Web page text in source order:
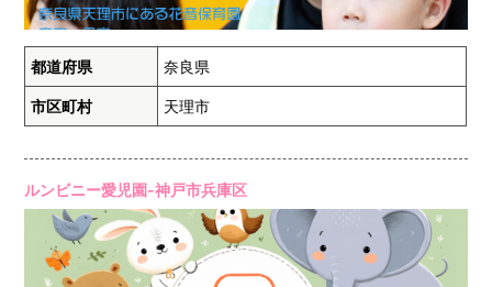
都道府県 奈良県
市区町村 天理市
ルンビニー愛児園-神戸市兵庫区